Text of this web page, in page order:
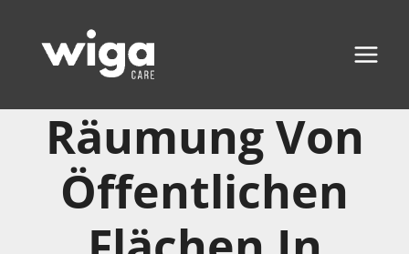
Inhalt
springen
Räumung Von
Öffentlichen